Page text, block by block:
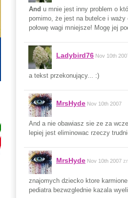
And u mnie jest inny problem o
pomimo, że jest na butelce i
połowę wagi mniejsze! Mogę jej
Ladybird76 Nov 10th
a tekst przekonujący... :)
MrsHyde Nov 10th 2007
And a nie obawiasz sie ze za
lepiej jest eliminowac rzeczy
MrsHyde Nov 10th 2007
znajomych dziecko ktore
pediatra bezwzglednie kazala